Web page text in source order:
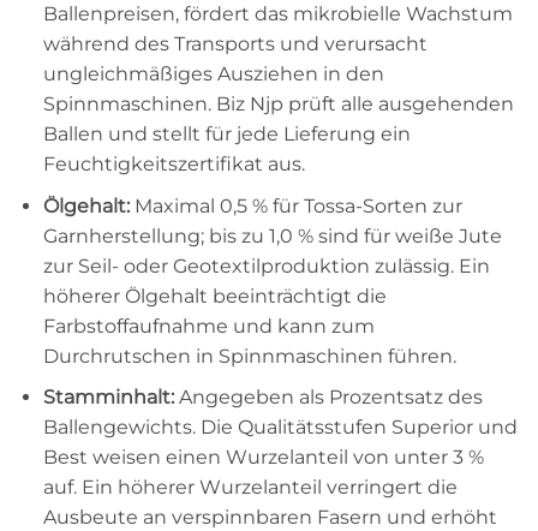
Ballenpreisen, fördert das mikrobielle Wachstum
während des Transports und verursacht
ungleichmäßiges Ausziehen in den
Spinnmaschinen. Biz Njp prüft alle ausgehenden
Ballen und stellt für jede Lieferung ein
Feuchtigkeitszertifikat aus.
Ölgehalt:Maximal 0,5 % für Tossa-Sorten zur
Garnherstellung; bis zu 1,0 % sind für weiße Jute
zur Seil- oder Geotextilproduktion zulässig. Ein
höherer Ölgehalt beeinträchtigt die
Farbstoffaufnahme und kann zum
Durchrutschen in Spinnmaschinen führen.
Stamminhalt:Angegeben als Prozentsatz des
Ballengewichts. Die Qualitätsstufen Superior und
Best weisen einen Wurzelanteil von unter 3 %
auf. Ein höherer Wurzelanteil verringert die
Ausbeute an verspinnbaren Fasern und erhöht